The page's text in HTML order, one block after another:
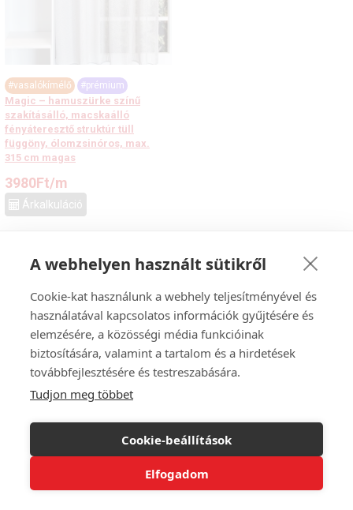
A webhelyen használt sütikről
Cookie-kat használunk a webhely teljesítményével és
használatával kapcsolatos információk gyűjtésére és
elemzésére, a közösségi média funkcióinak
biztosítására, valamint a tartalom és a hirdetések
továbbfejlesztésére és testreszabására.
Tudjon meg többet
Cookie-beállítások
Elfogadom
#vasalókímélő #prémium
Magic – hamuszürke színű
szakításálló, macskaálló
fényáteresztő struktúr tüll
függöny, ólomzsinóros, max.
315 cm magas
3980Ft/m
Árkalkuláció